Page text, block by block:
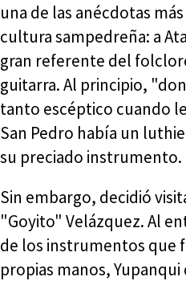
una de las anécdotas
cultura sampedreña: a
gran referente del
guitarra. Al principio,
tanto escéptico cuando
San Pedro había un
su preciado instrumento.
Sin embargo, decidió
"Goyito" Velázquez. Al
de los instrumentos que
propias manos,